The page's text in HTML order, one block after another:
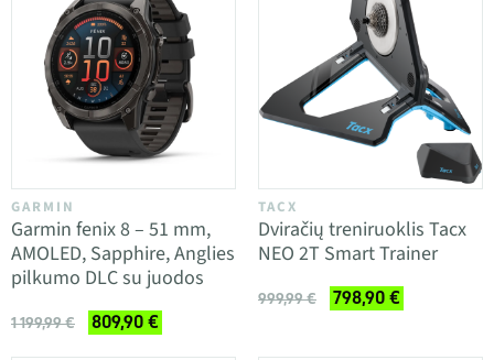
GARMIN
Garmin fenix 8 – 51 mm,
AMOLED, Sapphire, Anglies
pilkumo DLC su juodos
1 199,99 € 809,90 €
TACX
Dviračių treniruoklis Tacx
NEO 2T Smart Trainer
999,99 € 798,90 €